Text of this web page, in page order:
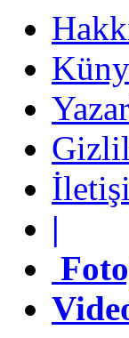
Künye
Yazarlarımız
Gizlilik
İletişim
Fotoğraf
Video Galeri
|